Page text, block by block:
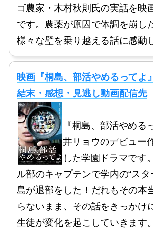
ゴ農家・木村秋則氏の実話を映
です。農薬が原因で体調を崩し
様々な壁を乗り越える話に感動
映画『桐島、部活やめるってよ
結末・感想・見逃し動画配信先
『桐島、部活やめる
井リョウのデビュー
した学園ドラマです
ル部のキャプテンで学内の“スタ
島が退部をした！だれもその本
らないまま、その話をきっかけ
生徒が変化を起こしていきます。